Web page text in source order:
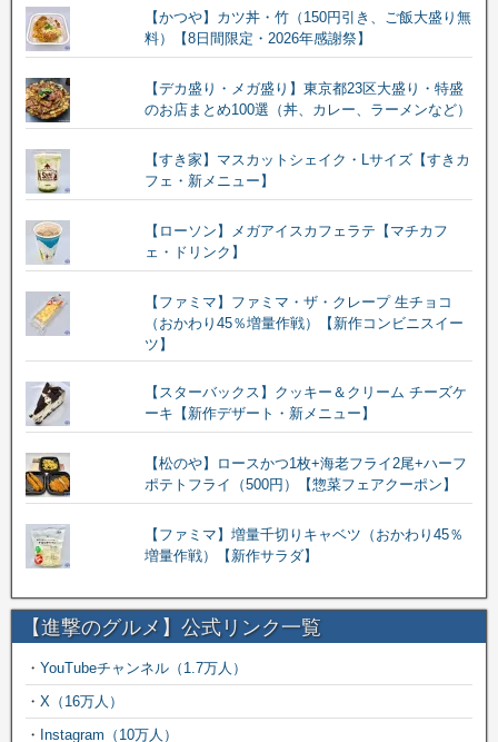
【かつや】カツ丼・竹（150円引き、ご飯大盛り無
料）【8日間限定・2026年感謝祭】
【デカ盛り・メガ盛り】東京都23区大盛り・特盛
のお店まとめ100選（丼、カレー、ラーメンなど）
【すき家】マスカットシェイク・Lサイズ【すきカ
フェ・新メニュー】
【ローソン】メガアイスカフェラテ【マチカフ
ェ・ドリンク】
【ファミマ】ファミマ・ザ・クレープ 生チョコ
（おかわり45％増量作戦）【新作コンビニスイー
ツ】
【スターバックス】クッキー＆クリーム チーズケ
ーキ【新作デザート・新メニュー】
【松のや】ロースかつ1枚+海老フライ2尾+ハーフ
ポテトフライ（500円）【惣菜フェアクーポン】
【ファミマ】増量千切りキャベツ（おかわり45％
増量作戦）【新作サラダ】
【進撃のグルメ】公式リンク一覧
・ YouTubeチャンネル（1.7万人）
・ X（16万人）
・ Instagram（10万人）